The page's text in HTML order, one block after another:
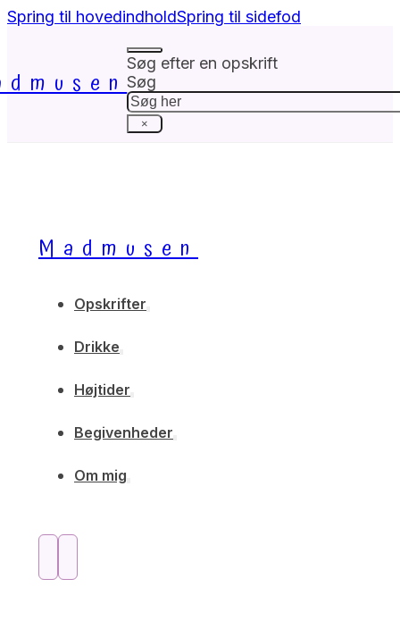
Spring til hovedindholdSpring til sidefod
Søg efter en opskrift
Søg
×
Madmusen
Opskrifter
Drikke
Højtider
Begivenheder
Om mig